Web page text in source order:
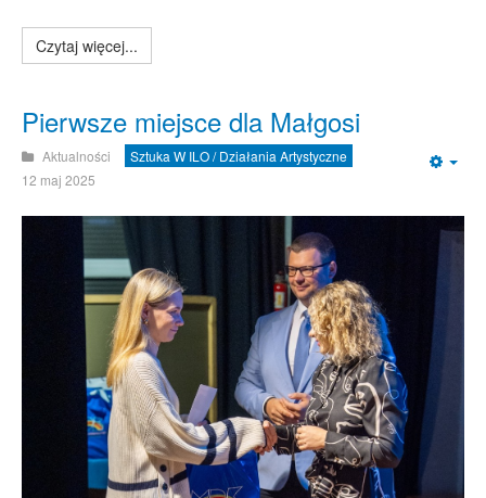
Czytaj więcej...
Pierwsze miejsce dla Małgosi
Aktualności
Sztuka W ILO / Działania Artystyczne
12 maj 2025